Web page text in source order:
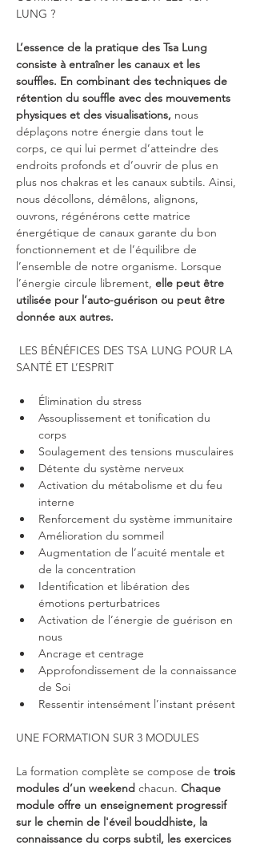
LUNG ?
L’essence de la pratique des Tsa Lung
consiste à entraîner les canaux et les
souffles. En combinant des techniques de
rétention du souffle avec des mouvements
physiques et des visualisations, nous
déplaçons notre énergie dans tout le
corps, ce qui lui permet d’atteindre des
endroits profonds et d’ouvrir de plus en
plus nos chakras et les canaux subtils. Ainsi,
nous décollons, démêlons, alignons,
ouvrons, régénérons cette matrice
énergétique de canaux garante du bon
fonctionnement et de l’équilibre de
l’ensemble de notre organisme. Lorsque
l’énergie circule librement, elle peut être
utilisée pour l’auto-guérison ou peut être
donnée aux autres.
LES BÉNÉFICES DES TSA LUNG POUR LA
SANTÉ ET L’ESPRIT
Élimination du stress
Assouplissement et tonification du
corps
Soulagement des tensions musculaires
Détente du système nerveux
Activation du métabolisme et du feu
interne
Renforcement du système immunitaire
Amélioration du sommeil
Augmentation de l’acuité mentale et
de la concentration
Identification et libération des
émotions perturbatrices
Activation de l’énergie de guérison en
nous
Ancrage et centrage
Approfondissement de la connaissance
de Soi
Ressentir intensément l’instant présent
UNE FORMATION SUR 3 MODULES
La formation complète se compose de trois
modules d’un weekend chacun. Chaque
module offre un enseignement progressif
sur le chemin de l'éveil bouddhiste, la
connaissance du corps subtil, les exercices